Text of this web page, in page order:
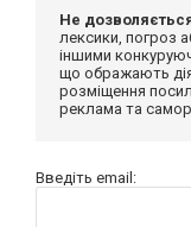
Не
лексики, погроз
іншими
що ображають
розміщення
реклама та
Введіть email: